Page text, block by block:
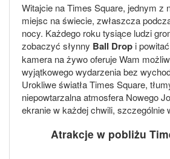
Witajcie na Times Square, jednym z
miejsc na świecie, zwłaszcza
nocy. Każdego roku tysiące ludzi
zobaczyć słynny Ball Drop i
kamera na żywo oferuje Wam
wyjątkowego wydarzenia bez
Urokliwe światła Times Square,
niepowtarzalna atmosfera Nowego
ekranie w każdej chwili, szczególnie
Atrakcje w pobliżu